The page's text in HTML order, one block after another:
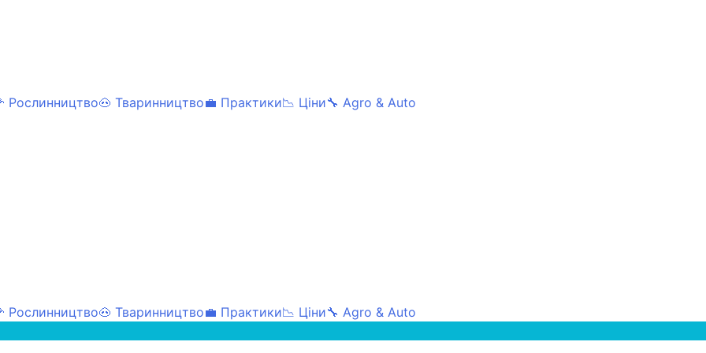
Рослинництво🐽 Тваринництво💼 Практики📉 Ціни🔧 Agro & Auto
Рослинництво🐽 Тваринництво💼 Практики📉 Ціни🔧 Agro & Auto